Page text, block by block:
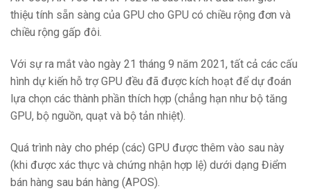
thiệu tính sẵn sàng của GPU cho GPU có chiều rộng đơn và
chiều rộng gấp đôi.
Với sự ra mắt vào ngày 21 tháng 9 năm 2021, tất cả các cấu
hình dự kiến ​​hỗ trợ GPU đều đã được kích hoạt để dự đoán
lựa chọn các thành phần thích hợp (chẳng hạn như bộ tăng
GPU, bộ nguồn, quạt và bộ tản nhiệt).
Quá trình này cho phép (các) GPU được thêm vào sau này
(khi được xác thực và chứng nhận hợp lệ) dưới dạng Điểm
bán hàng sau bán hàng (APOS).